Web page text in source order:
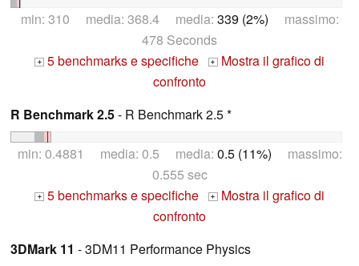
min: 310 media: 368.4 media: 339 (2%) massimo:
478 Seconds
+ 5 benchmarks e specifiche + Mostra il grafico di
confronto
R Benchmark 2.5- R Benchmark 2.5 *
min: 0.4881 media: 0.5 media: 0.5 (11%) massimo:
0.555 sec
+ 5 benchmarks e specifiche + Mostra il grafico di
confronto
3DMark 11 - 3DM11 Performance Physics